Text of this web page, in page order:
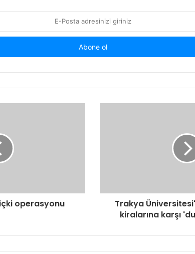
operasyonu
Trakya
kiralarına karşı